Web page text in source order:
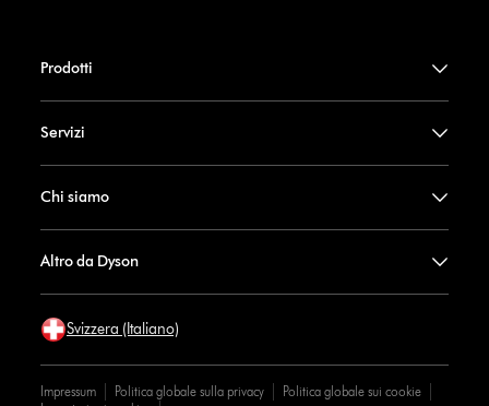
Prodotti
Servizi
Chi siamo
Altro da Dyson
Svizzera (Italiano)
Impressum Politica globale sulla privacy
Politica globale sui cookie